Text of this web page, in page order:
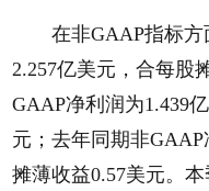
在非GAAP指标方
2.257亿美元，合每股
GAAP净利润为1.439
元；去年同期非
摊薄收益0.57美元。